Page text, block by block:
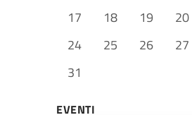
17
18 19 20
24
25 26 27
31
EVENTI